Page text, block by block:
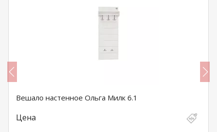
Вешало настенное Ольга Милк 6.1
Цена